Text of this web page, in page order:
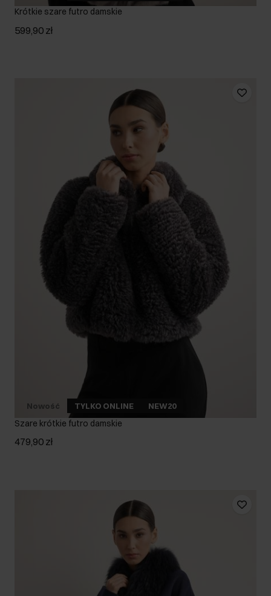
Krótkie szare futro damskie
599,90 zł
Nowość TYLKO ONLINE NEW20
Szare krótkie futro damskie
479,90 zł